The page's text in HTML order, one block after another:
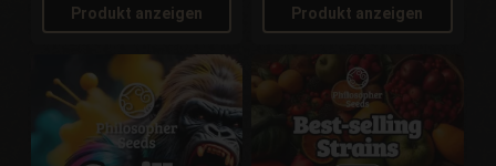
Produkt anzeigen Produkt anzeigen